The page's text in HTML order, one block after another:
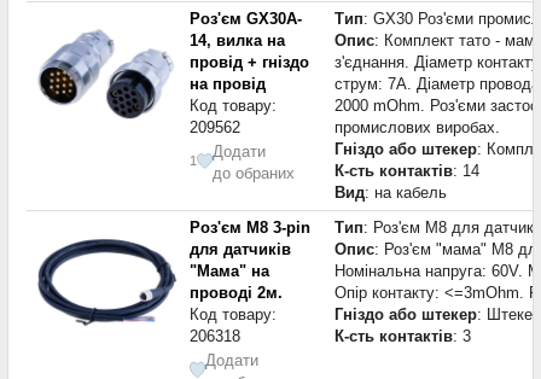
Роз'єм GX30A-
14, вилка на
провід + гніздо
на провід
Код товару:
209562
1
Додати
до обраних
Тип: GX30 Роз'єми
Опис: Комплект тато - мама
з'єднання. Діаметр
струм: 7A. Діаметр
2000 mOhm. Роз'єми
промислових виробах.
Гніздо або штекер:
К-сть контактів: 14
Вид: на кабель
Роз'єм M8 3-pin
для датчиків
"Мама" на
проводі 2м.
Код товару:
206318
Додати
Тип: Роз'єм M8 для
Опис: Роз'єм "мама" М8 для
Номінальна напруга: 60V.
Опір контакту: <=3mOhm.
Гніздо або штекер: Штекер
К-сть контактів: 3